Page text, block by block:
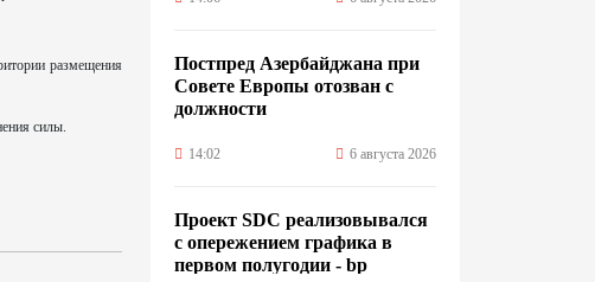
размещения
силы.
Постпред Азербайджана при
Совете Европы отозван с
должности
14:02 6 августа 2026
Проект SDC реализовывался
с опережением графика в
первом полугодии - bp